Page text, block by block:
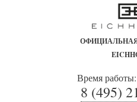
Время
8 (495)